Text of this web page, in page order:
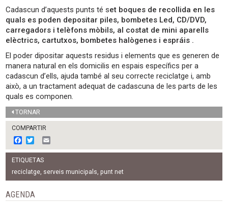
Cadascun d’aquests punts té set boques de recollida en les
quals es poden depositar piles, bombetes Led, CD/DVD,
carregadors i telèfons mòbils, al costat de mini aparells
elèctrics, cartutxos, bombetes halògenes i espráis .
El poder dipositar aquests residus i elements que es generen de
manera natural en els domicilis en espais específics per a
cadascun d’ells, ajuda també al seu correcte reciclatge i, amb
això, a un tractament adequat de cadascuna de les parts de les
quals es componen.
TORNAR
COMPARTIR
F
a
c
e
b
o
o
k
w
i
t
t
e
m
l
ETIQUETAS
reciclatge, serveis municipals, punt net
AGENDA